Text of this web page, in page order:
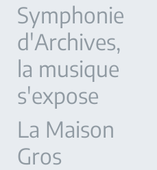
Symphonie
d'Archives,
la musique
s'expose
La Maison
Gros